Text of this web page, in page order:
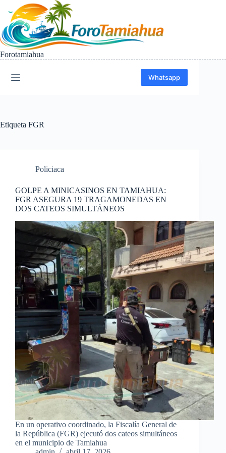
contenido
Forotamiahua
Whatsapp
Etiqueta FGR
Policiaca
GOLPE A MINICASINOS EN TAMIAHUA:
FGR ASEGURA 19 TRAGAMONEDAS EN
DOS CATEOS SIMULTÁNEOS
En un operativo coordinado, la Fiscalía General de
la República (FGR) ejecutó dos cateos simultáneos
en el municipio de Tamiahua